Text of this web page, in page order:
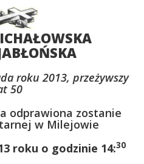
roku 2013, przeżywszy
50
odprawiona zostanie
w Milejowie
roku o godzinie 14:30